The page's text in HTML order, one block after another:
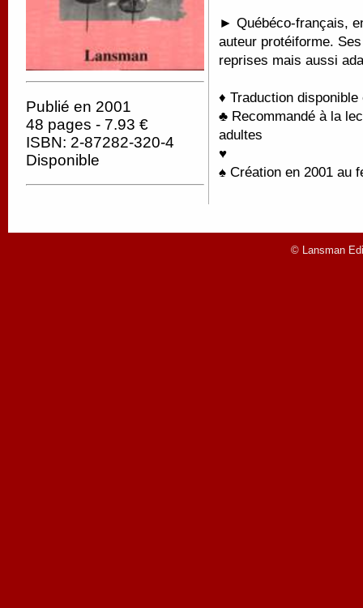
Publié en 2001
48 pages - 7.93 €
ISBN: 2-87282-320-4
Disponible
► Québéco-français,
auteur protéiforme.
reprises mais aussi
♦ Traduction
♣ Recommandé à la
adultes
♥
♠ Création en 2001 au
© Lansman